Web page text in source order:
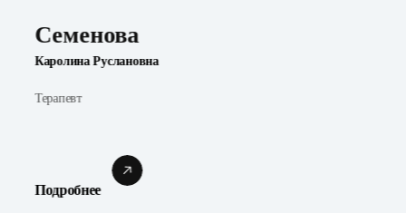
Семенова
Каролина Руслановна
Терапевт
Подробнее